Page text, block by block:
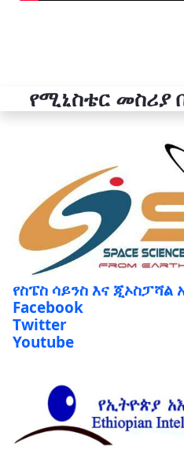
የሚኒስቴር
የስፔስ ሳይንስ እና ጂኦስፓሻል
Facebook
Twitter
Youtube